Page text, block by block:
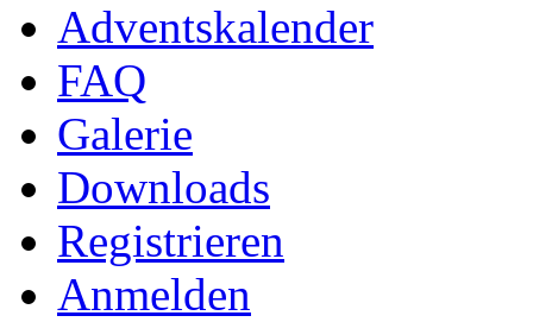
Adventskalender
FAQ
Galerie
Downloads
Registrieren
Anmelden